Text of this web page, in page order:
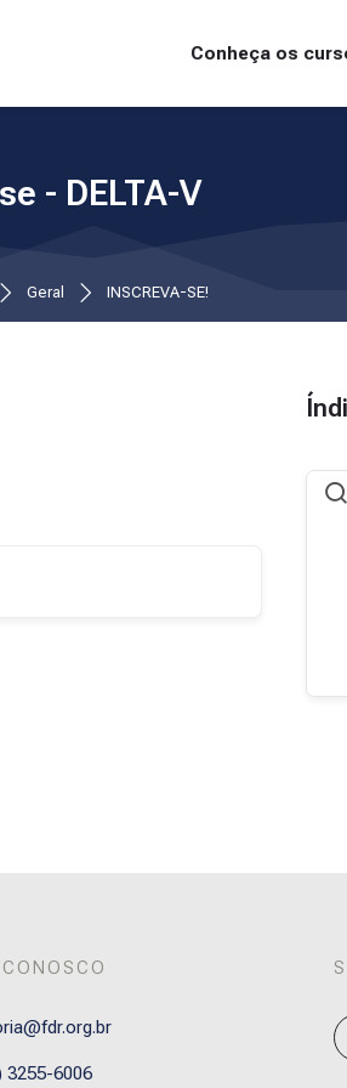
Conheça os
- DELTA-V
Geral INSCREVA-SE!
3255-6006